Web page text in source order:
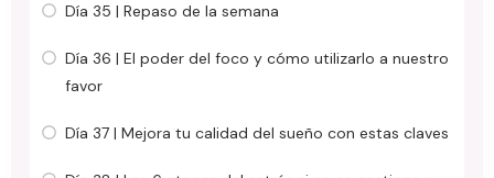
Día 35 | Repaso de la semana
Día 36 | El poder del foco y cómo utilizarlo a nuestro
favor
Día 37 | Mejora tu calidad del sueño con estas claves